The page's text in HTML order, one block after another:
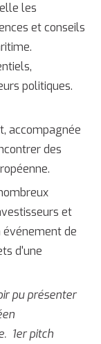
les
et conseils
politiques.
accompagnée
des
et
événement de
d'une
pu présenter
1er pitch